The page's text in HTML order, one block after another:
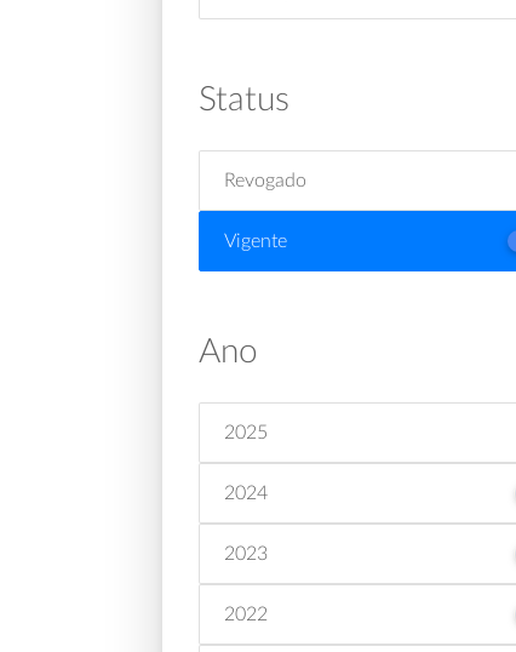
Status
Revogado
Vigente
Ano
2025
2024
2023
2022